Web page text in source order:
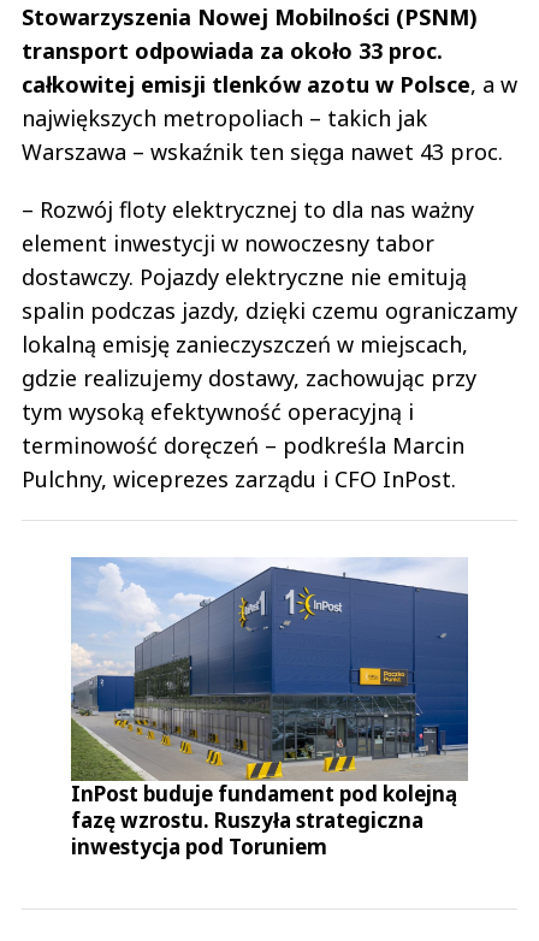
Stowarzyszenia Nowej Mobilności (PSNM)
transport odpowiada za około 33 proc.
całkowitej emisji tlenków azotu w Polsce, a w
największych metropoliach – takich jak
Warszawa – wskaźnik ten sięga nawet 43 proc.
– Rozwój floty elektrycznej to dla nas ważny
element inwestycji w nowoczesny tabor
dostawczy. Pojazdy elektryczne nie emitują
spalin podczas jazdy, dzięki czemu ograniczamy
lokalną emisję zanieczyszczeń w miejscach,
gdzie realizujemy dostawy, zachowując przy
tym wysoką efektywność operacyjną i
terminowość doręczeń – podkreśla Marcin
Pulchny, wiceprezes zarządu i CFO InPost.
InPost buduje fundament pod kolejną
fazę wzrostu. Ruszyła strategiczna
inwestycja pod Toruniem